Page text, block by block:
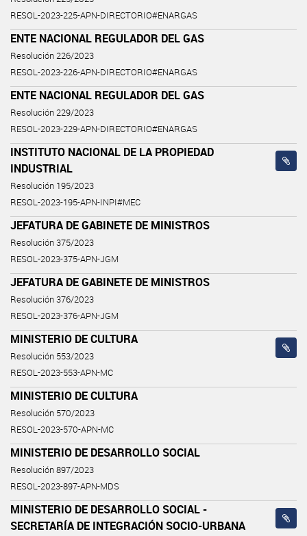
RESOL-2023-225-APN-DIRECTORIO#ENARGAS
ENTE NACIONAL REGULADOR DEL GAS
Resolución 226/2023
RESOL-2023-226-APN-DIRECTORIO#ENARGAS
ENTE NACIONAL REGULADOR DEL GAS
Resolución 229/2023
RESOL-2023-229-APN-DIRECTORIO#ENARGAS
INSTITUTO NACIONAL DE LA PROPIEDAD
INDUSTRIAL
Resolución 195/2023
RESOL-2023-195-APN-INPI#MEC
JEFATURA DE GABINETE DE MINISTROS
Resolución 375/2023
RESOL-2023-375-APN-JGM
JEFATURA DE GABINETE DE MINISTROS
Resolución 376/2023
RESOL-2023-376-APN-JGM
MINISTERIO DE CULTURA
Resolución 553/2023
RESOL-2023-553-APN-MC
MINISTERIO DE CULTURA
Resolución 570/2023
RESOL-2023-570-APN-MC
MINISTERIO DE DESARROLLO SOCIAL
Resolución 897/2023
RESOL-2023-897-APN-MDS
MINISTERIO DE DESARROLLO SOCIAL -
SECRETARÍA DE INTEGRACIÓN SOCIO-URBANA